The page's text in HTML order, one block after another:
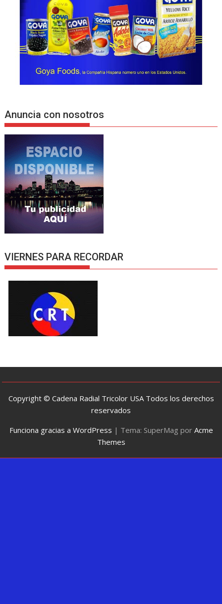
Anuncia con nosotros
VIERNES PARA RECORDAR
Copyright © Cadena Radial Tricolor USA Todos los derechos
reservados
Funciona gracias a WordPress | Tema: SuperMag por Acme
Themes